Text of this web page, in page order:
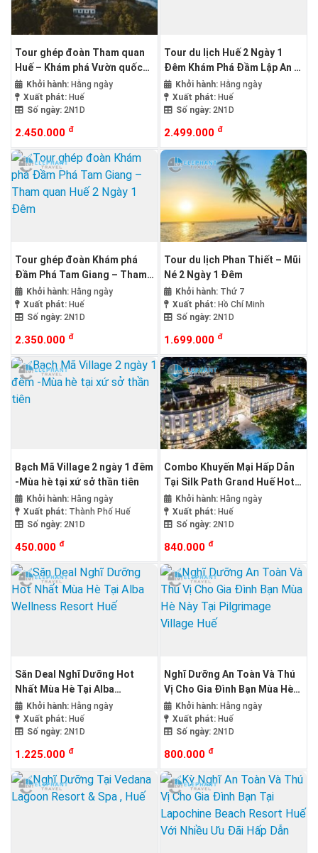
Tour ghép đoàn Tham quan
Huế – Khám phá Vườn quốc
gia Bạch Mã 2 Ngày 1 Đêm
Khởi hành: Hằng ngày
Xuất phát: Huế
Số ngày: 2N1D
2.450.000 đ
Tour du lịch Huế 2 Ngày 1
Đêm Khám Phá Đầm Lập An –
Lăng Cô
Khởi hành: Hằng ngày
Xuất phát: Huế
Số ngày: 2N1D
2.499.000 đ
Tour ghép đoàn Khám phá
Đầm Phá Tam Giang – Tham
quan Huế 2 Ngày 1 Đêm
Khởi hành: Hằng ngày
Xuất phát: Huế
Số ngày: 2N1D
2.350.000 đ
Tour du lịch Phan Thiết – Mũi
Né 2 Ngày 1 Đêm
Khởi hành: Thứ 7
Xuất phát: Hồ Chí Minh
Số ngày: 2N1D
1.699.000 đ
Bạch Mã Village 2 ngày 1 đêm
-Mùa hè tại xứ sở thần tiên
Khởi hành: Hằng ngày
Xuất phát: Thành Phố Huế
Số ngày: 2N1D
450.000 đ
Combo Khuyến Mại Hấp Dẫn
Tại Silk Path Grand Huế Hotel
and Spa
Khởi hành: Hằng ngày
Xuất phát: Huế
Số ngày: 2N1D
840.000 đ
Săn Deal Nghĩ Dưỡng Hot
Nhất Mùa Hè Tại Alba
Wellness Resort Huế
Khởi hành: Hằng ngày
Xuất phát: Huế
Số ngày: 2N1D
1.225.000 đ
Nghĩ Dưỡng An Toàn Và Thú
Vị Cho Gia Đình Bạn Mùa Hè
Này Tại Pilgrimage Village
Huế
Khởi hành: Hằng ngày
Xuất phát: Huế
Số ngày: 2N1D
800.000 đ